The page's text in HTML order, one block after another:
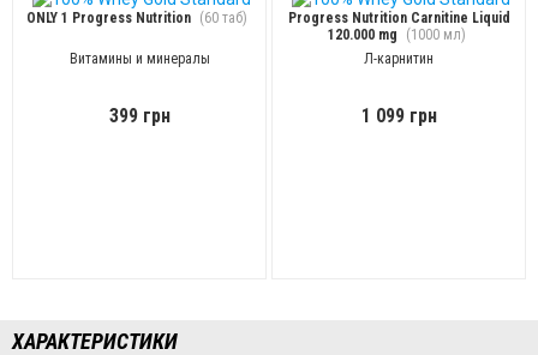
ONLY 1 Progress Nutrition (60 таб)
Витамины и минералы
399 грн
Progress Nutrition Carnitine Liquid
120.000 mg
(1000 мл)
Л-карнитин
1 099 грн
ХАРАКТЕРИСТИКИ